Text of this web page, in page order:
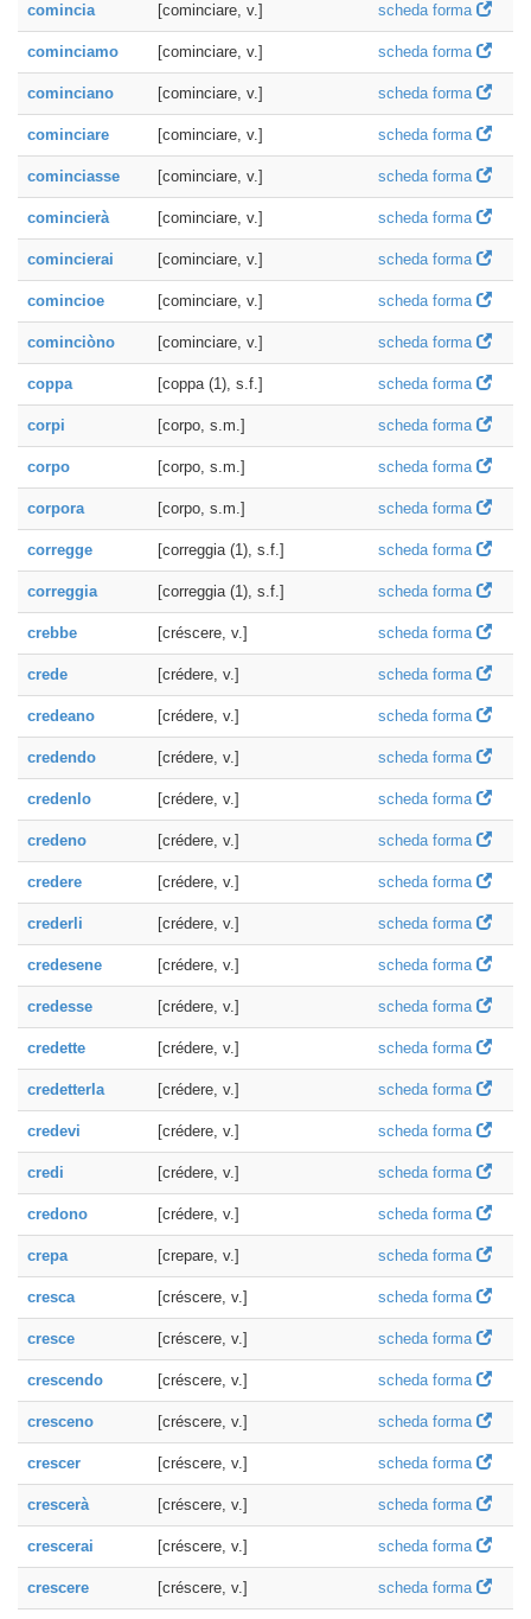
comincia [cominciare, v.] scheda forma
cominciamo [cominciare, v.] scheda forma
cominciano [cominciare, v.] scheda forma
cominciare [cominciare, v.] scheda forma
cominciasse [cominciare, v.] scheda forma
comincierà [cominciare, v.] scheda forma
comincierai [cominciare, v.] scheda forma
comincioe [cominciare, v.] scheda forma
cominciòno [cominciare, v.] scheda forma
coppa [coppa (1), s.f.] scheda forma
corpi [corpo, s.m.] scheda forma
corpo [corpo, s.m.] scheda forma
corpora [corpo, s.m.] scheda forma
corregge [correggia (1), s.f.] scheda forma
correggia [correggia (1), s.f.] scheda forma
crebbe [créscere, v.] scheda forma
crede [crédere, v.] scheda forma
credeano [crédere, v.] scheda forma
credendo [crédere, v.] scheda forma
credenlo [crédere, v.] scheda forma
credeno [crédere, v.] scheda forma
credere [crédere, v.] scheda forma
crederli [crédere, v.] scheda forma
credesene [crédere, v.] scheda forma
credesse [crédere, v.] scheda forma
credette [crédere, v.] scheda forma
credetterla [crédere, v.] scheda forma
credevi [crédere, v.] scheda forma
credi [crédere, v.] scheda forma
credono [crédere, v.] scheda forma
crepa [crepare, v.] scheda forma
cresca [créscere, v.] scheda forma
cresce [créscere, v.] scheda forma
crescendo [créscere, v.] scheda forma
cresceno [créscere, v.] scheda forma
crescer [créscere, v.] scheda forma
crescerà [créscere, v.] scheda forma
crescerai [créscere, v.] scheda forma
crescere [créscere, v.] scheda forma